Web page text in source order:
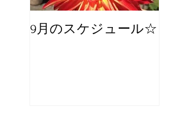
9月のスケジュール☆